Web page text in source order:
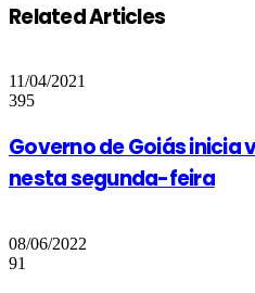
Related Articles
11/04/2021
395
Governo de Goiás
nesta segunda-feira
08/06/2022
91